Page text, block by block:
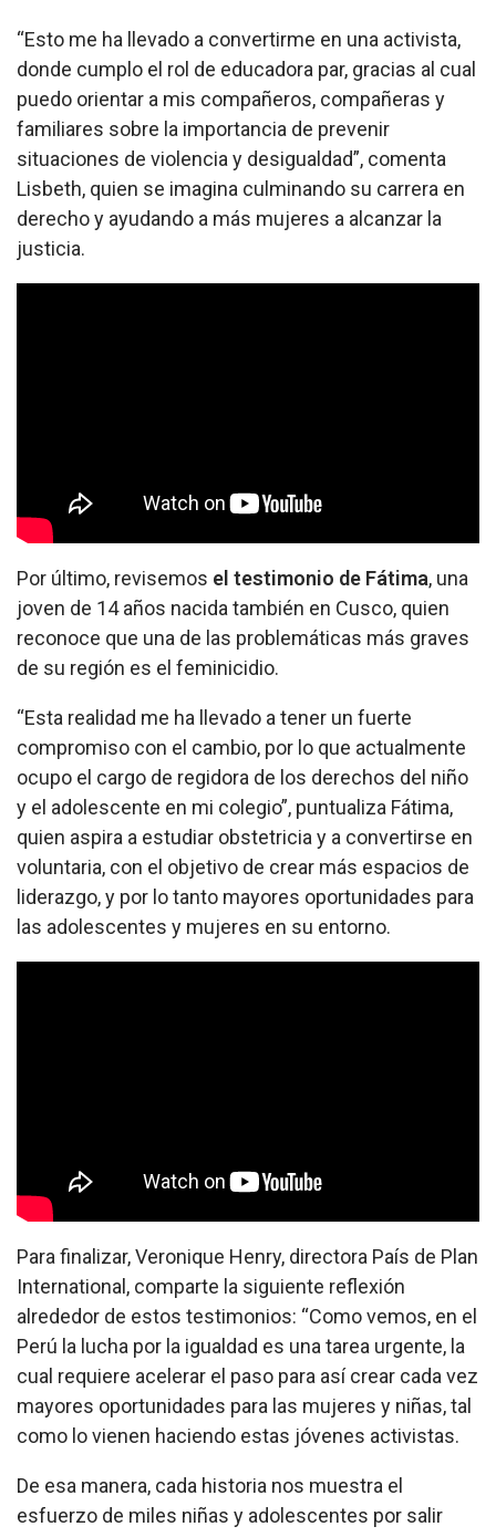
“Esto me ha llevado a convertirme en una activista,
donde cumplo el rol de educadora par, gracias al cual
puedo orientar a mis compañeros, compañeras y
familiares sobre la importancia de prevenir
situaciones de violencia y desigualdad”, comenta
Lisbeth, quien se imagina culminando su carrera en
derecho y ayudando a más mujeres a alcanzar la
justicia.
Por último, revisemos el testimonio de Fátima, una
joven de 14 años nacida también en Cusco, quien
reconoce que una de las problemáticas más graves
de su región es el feminicidio.
“Esta realidad me ha llevado a tener un fuerte
compromiso con el cambio, por lo que actualmente
ocupo el cargo de regidora de los derechos del niño
y el adolescente en mi colegio”, puntualiza Fátima,
quien aspira a estudiar obstetricia y a convertirse en
voluntaria, con el objetivo de crear más espacios de
liderazgo, y por lo tanto mayores oportunidades para
las adolescentes y mujeres en su entorno.
Para finalizar, Veronique Henry, directora País de Plan
International, comparte la siguiente reflexión
alrededor de estos testimonios: “Como vemos, en el
Perú la lucha por la igualdad es una tarea urgente, la
cual requiere acelerar el paso para así crear cada vez
mayores oportunidades para las mujeres y niñas, tal
como lo vienen haciendo estas jóvenes activistas.
De esa manera, cada historia nos muestra el
esfuerzo de miles niñas y adolescentes por salir